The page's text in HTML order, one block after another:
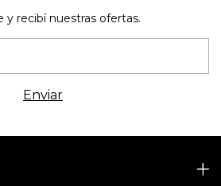
y recibí nuestras ofertas.